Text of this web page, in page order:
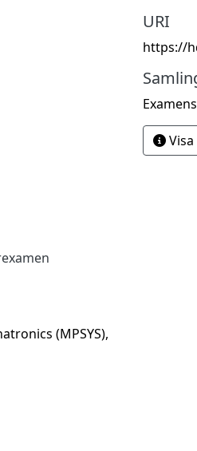
(MPSYS),
URI
https://